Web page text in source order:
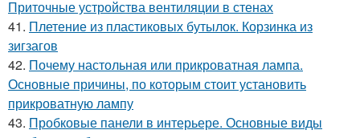
Приточные устройства вентиляции в стенах
41. Плетение из пластиковых бутылок. Корзинка из
зигзагов
42. Почему настольная или прикроватная лампа.
Основные причины, по которым стоит установить
прикроватную лампу
43. Пробковые панели в интерьере. Основные виды